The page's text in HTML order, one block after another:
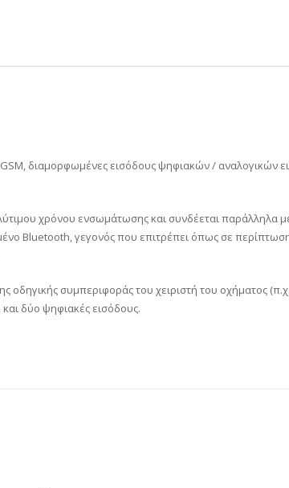
GSM, διαμορφωμένες εισόδους ψηφιακών / αναλογικών
χρόνου ενσωμάτωσης και συνδέεται παράλληλα
Bluetooth, γεγονός που επιτρέπει όπως σε
οδηγικής συμπεριφοράς του χειριστή του οχήματος
και δύο ψηφιακές εισόδους.